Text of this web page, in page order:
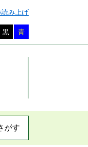
読み上げ
黒 青
がす